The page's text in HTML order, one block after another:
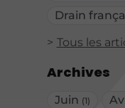
Drain
Tous les
Archives
Juin (1)